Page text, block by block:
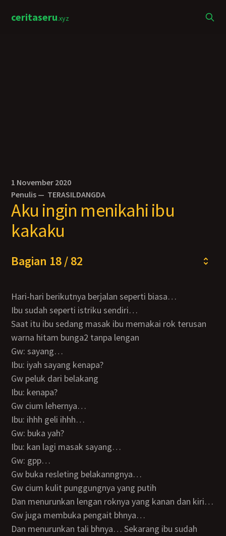
ceritaseru.xyz
1 November 2020
Penulis — TERASILDANGDA
Aku ingin menikahi ibu
kakaku
Bagian 18 / 82
Hari-hari berikutnya berjalan seperti biasa…
Ibu sudah seperti istriku sendiri…
Saat itu ibu sedang masak ibu memakai rok terusan
warna hitam bunga2 tanpa lengan
Gw: sayang…
Ibu: iyah sayang kenapa?
Gw peluk dari belakang
Ibu: kenapa?
Gw cium lehernya…
Ibu: ihhh geli ihhh…
Gw: buka yah?
Ibu: kan lagi masak sayang…
Gw: gpp…
Gw buka resleting belakanngnya…
Gw cium kulit punggungnya yang putih
Dan menurunkan lengan roknya yang kanan dan kiri…
Gw juga membuka pengait bhnya…
Dan menurunkan tali bhnya… Sekarang ibu sudah